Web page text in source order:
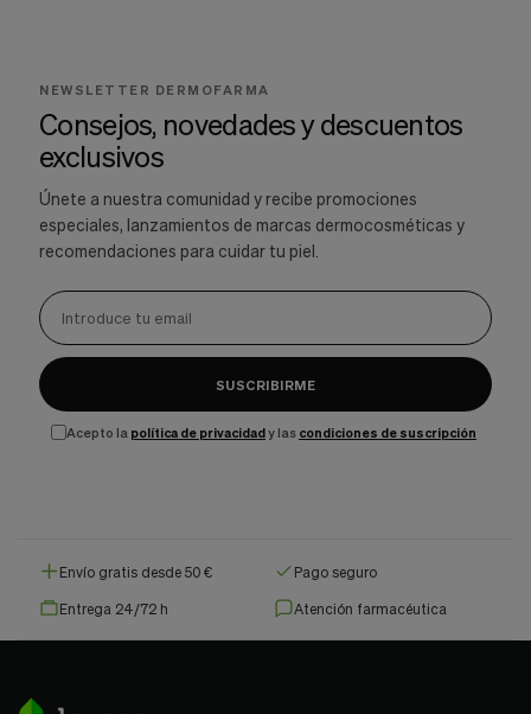
NEWSLETTER DERMOFARMA
Consejos, novedades y descuentos
exclusivos
Únete a nuestra comunidad y recibe promociones
especiales, lanzamientos de marcas dermocosméticas y
recomendaciones para cuidar tu piel.
SUSCRIBIRME
Acepto la política de privacidady las condiciones de suscripción
Envío gratis desde 50 € Pago seguro
Entrega 24/72 h Atención farmacéutica